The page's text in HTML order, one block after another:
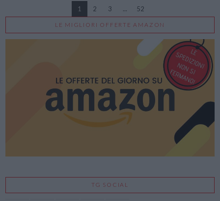
VIEW POST
1 2 3 ... 52
LE MIGLIORI OFFERTE AMAZON
TG SOCIAL